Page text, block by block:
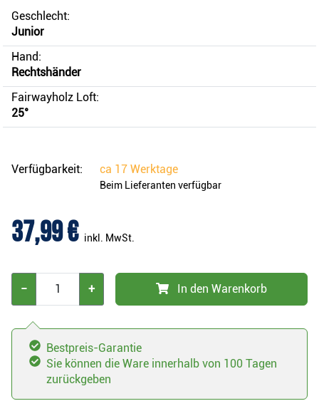
Geschlecht:
Junior
Hand:
Rechtshänder
Fairwayholz Loft:
25°
Verfügbarkeit: ca 17 Werktage
Beim Lieferanten verfügbar
37,99 € inkl. MwSt.
− + In den Warenkorb
Bestpreis-Garantie
Sie können die Ware innerhalb von 100 Tagen
zurückgeben